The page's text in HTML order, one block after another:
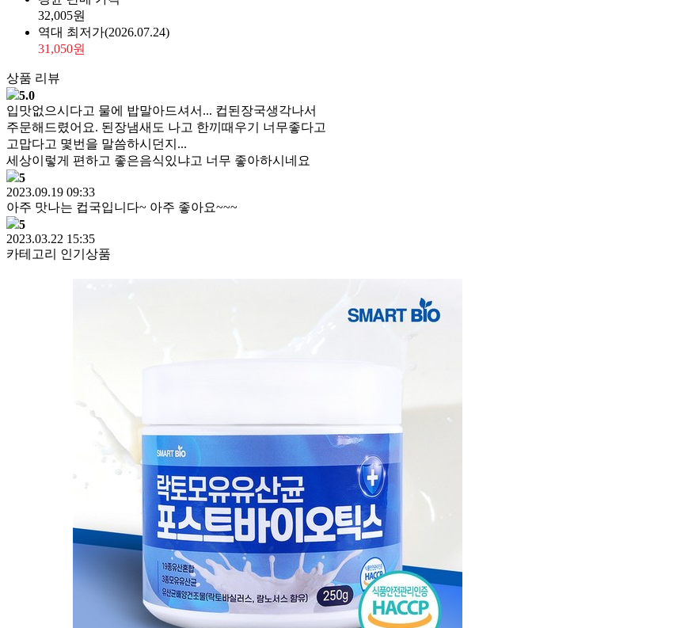
32,005원
역대 최저가(2026.07.24)
31,050원
상품 리뷰
5.0
입맛없으시다고 물에 밥말아드셔서... 컵된장국생각나서
주문해드렸어요. 된장냄새도 나고 한끼때우기 너무좋다고
고맙다고 몇번을 말씀하시던지...
세상이렇게 편하고 좋은음식있냐고 너무 좋아하시네요
5
2023.09.19 09:33
아주 맛나는 컵국입니다~ 아주 좋아요~~~
5
2023.03.22 15:35
카테고리 인기상품